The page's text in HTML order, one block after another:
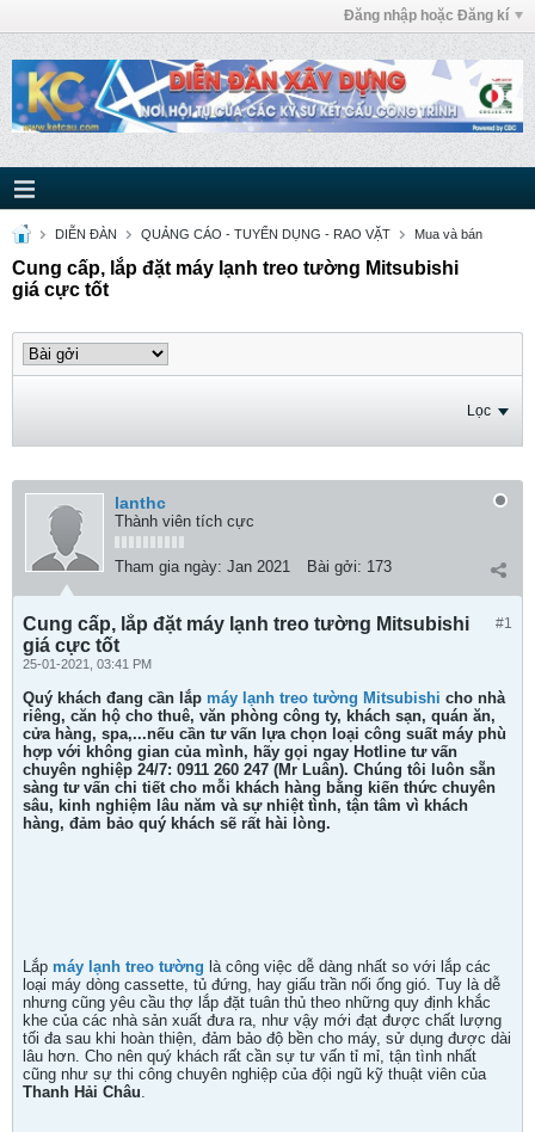
Đăng nhập hoặc Đăng kí
DIỄN ĐÀN QUẢNG CÁO - TUYỂN DỤNG - RAO VẶT Mua và bán
Cung cấp, lắp đặt máy lạnh treo tường Mitsubishi
giá cực tốt
Lọc
lanthc
Thành viên tích cực
Tham gia ngày: Jan 2021 Bài gởi: 173
#1
Cung cấp, lắp đặt máy lạnh treo tường Mitsubishi
giá cực tốt
25-01-2021, 03:41 PM
Quý khách đang cần lắp máy lạnh treo tường Mitsubishi cho nhà
riêng, căn hộ cho thuê, văn phòng công ty, khách sạn, quán ăn,
cửa hàng, spa,...nếu cần tư vấn lựa chọn loại công suất máy phù
hợp với không gian của mình, hãy gọi ngay Hotline tư vấn
chuyên nghiệp 24/7: 0911 260 247 (Mr Luân). Chúng tôi luôn sẵn
sàng tư vấn chi tiết cho mỗi khách hàng bằng kiến thức chuyên
sâu, kinh nghiệm lâu năm và sự nhiệt tình, tận tâm vì khách
hàng, đảm bảo quý khách sẽ rất hài lòng.
Lắp máy lạnh treo tường là công việc dễ dàng nhất so với lắp các
loại máy dòng cassette, tủ đứng, hay giấu trần nối ống gió. Tuy là dễ
nhưng cũng yêu cầu thợ lắp đặt tuân thủ theo những quy định khắc
khe của các nhà sản xuất đưa ra, như vậy mới đạt được chất lượng
tối đa sau khi hoàn thiện, đảm bảo độ bền cho máy, sử dụng được dài
lâu hơn. Cho nên quý khách rất cần sự tư vấn tỉ mỉ, tận tình nhất
cũng như sự thi công chuyên nghiệp của đội ngũ kỹ thuật viên của
Thanh Hải Châu.